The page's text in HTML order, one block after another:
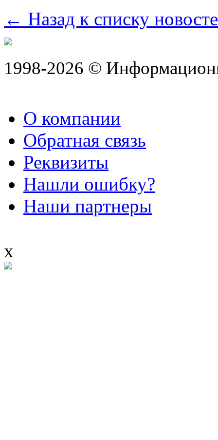
← Назад к списку
1998-2026 ©
О компании
Обратная связь
Реквизиты
Нашли ошибку?
Наши партнеры
x